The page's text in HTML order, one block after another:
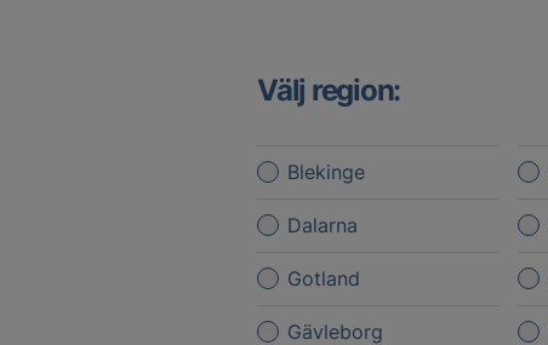
Välj region:
Blekinge
Dalarna
Gotland
Gävleborg